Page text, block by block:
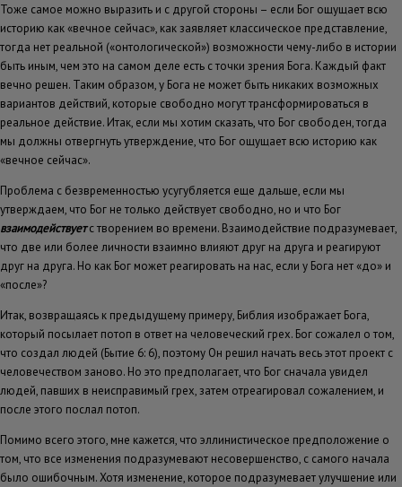
Тоже самое можно выразить и с другой стороны – если Бог ощущает всю
историю как «вечное сейчас», как заявляет классическое представление,
тогда нет реальной («онтологической») возможности чему-либо в истории
быть иным, чем это на самом деле есть с точки зрения Бога. Каждый факт
вечно решен. Таким образом, у Бога не может быть никаких возможных
вариантов действий, которые свободно могут трансформироваться в
реальное действие. Итак, если мы хотим сказать, что Бог свободен, тогда
мы должны отвергнуть утверждение, что Бог ощущает всю историю как
«вечное сейчас».
Проблема с безвременностью усугубляется еще дальше, если мы
утверждаем, что Бог не только действует свободно, но и что Бог
взаимодействуетс творением во времени. Взаимодействие подразумевает,
что две или более личности взаимно влияют друг на друга и реагируют
друг на друга. Но как Бог может реагировать на нас, если у Бога нет «до» и
«после»?
Итак, возвращаясь к предыдущему примеру, Библия изображает Бога,
который посылает потоп в ответ на человеческий грех. Бог сожалел о том,
что создал людей (Бытие 6: 6), поэтому Он решил начать весь этот проект с
человечеством заново. Но это предполагает, что Бог сначала увидел
людей, павших в неисправимый грех, затем отреагировал сожалением, и
после этого послал потоп.
Помимо всего этого, мне кажется, что эллинистическое предположение о
том, что все изменения подразумевают несовершенство, с самого начала
было ошибочным. Хотя изменение, которое подразумевает улучшение или